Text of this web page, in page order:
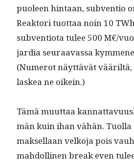
puoleen hin­taan, sub­ven­tio
Reak­tori tuot­taa noin 10
sub­ven­tio­ta tulee 500 M€/
jar­dia seu­raavas­sa
(Numerot näyt­tävät
laskea ne oikein.)
Tämä muut­taa
män kuin ihan vähän.
mak­sel­laan velko­ja pois
mah­dolli­nen break even